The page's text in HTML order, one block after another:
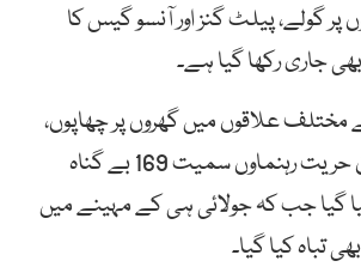
پر گولے، پیلٹ گنز اور آنسو گیس کا
جاری رکھا گیا ہے۔
علاقوں میں گھروں پر چھاپوں،
محاصروں کے دوران حریت رہنماوں سمیت 169 بے گناہ
گیا جب کہ جولائی ہی کے مہینے میں